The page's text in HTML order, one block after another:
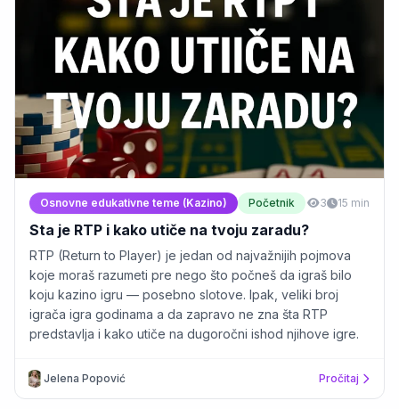
Osnovne edukativne teme (Kazino) Početnik 3 15 min
Sta je RTP i kako utiče na tvoju zaradu?
RTP (Return to Player) je jedan od najvažnijih pojmova
koje moraš razumeti pre nego što počneš da igraš bilo
koju kazino igru — posebno slotove. Ipak, veliki broj
igrača igra godinama a da zapravo ne zna šta RTP
predstavlja i kako utiče na dugoročni ishod njihove igre.
Jelena Popović Pročitaj